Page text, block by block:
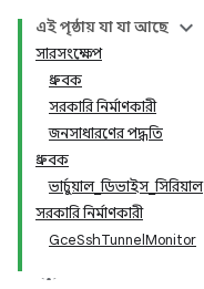
এই পৃষ্ঠায় যা যা আছে
সারসংক্ষেপ
ধ্রুবক
সরকারি নির্মাণকারী
জনসাধারণের পদ্ধতি
ধ্রুবক
ভার্চুয়াল_ডিভাইস_সিরিয়াল
সরকারি নির্মাণকারী
GceSshTunnelMonitor